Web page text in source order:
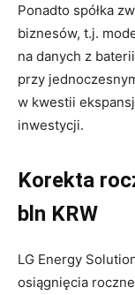
Ponadto spółka
biznesów, t.j.
na danych z
przy
w kwestii
inwestycji.
Korekta
bln KRW
LG Energy
osiągnięcia